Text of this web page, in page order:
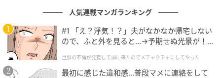
撮影：grapeフード編集部
人気連載マンガランキング
#1 「え？浮気！？」夫がなかなか帰宅しない
ので、ふと外を見ると…→予期せぬ光景が！
クチャにしてやった
旦那の不倫が発覚して頭に来たのでメチャクチャにしてやった
最初に感じた違和感…普段マメに連絡をして